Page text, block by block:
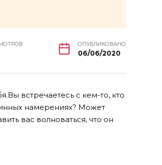
ОПУБЛИКОВАНО
06/06/2020
встречаетесь с кем-то, кто
намерениях? Может
вас волноваться, что он